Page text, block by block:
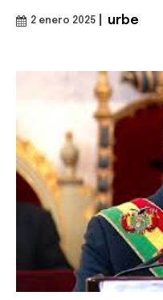
2 enero 2025 urbe